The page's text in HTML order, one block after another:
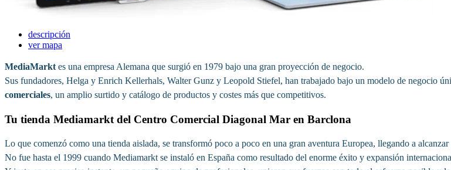
descripción
ver mapa
MediaMarkt es una empresa Alemana que surgió en 1979 bajo una gran proyección de negocio.
Sus fundadores, Helga y Enrich Kellerhals, Walter Gunz y Leopold Stiefel, han trabajado bajo un modelo de negocio
comerciales, un amplio surtido y catálogo de productos y costes más que competitivos.
Tu tienda Mediamarkt del Centro Comercial Diagonal Mar en Barclona
Lo que comenzó como una tienda aislada, se transformó poco a poco en una gran aventura Europea, llegando a
No fue hasta el 1999 cuando Mediamarkt se instaló en España como resultado del enorme éxito y expansión